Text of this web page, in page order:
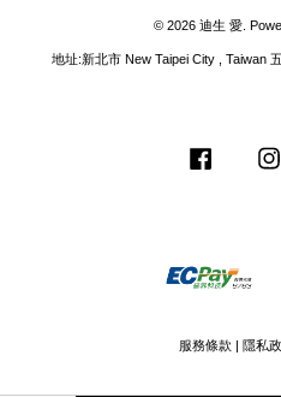
© 2026 迪生 愛.
地址:新北市 New Taipei City , Taiwan
Facebook
服務條款 | 隱私